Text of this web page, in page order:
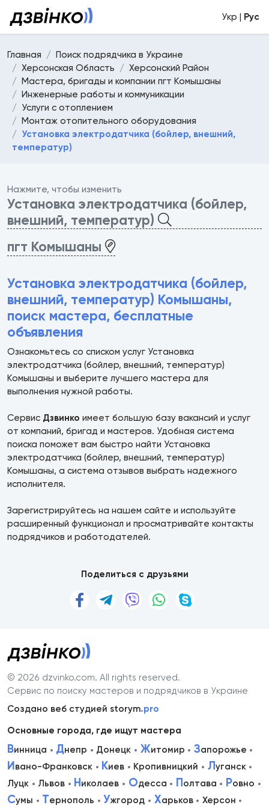
Укр | Рус
Главная
Поиск подрядчика в Украине
Херсонская Область
Херсонский Район
Мастера, бригады и компании пгт Комышаны
Инженерные работы и коммуникации
Услуги с отоплением
Монтаж отопительного оборудования
Установка электродатчика (бойлер, внешний,
температур)
Нажмите, чтобы изменить
Установка электродатчика (бойлер,
внешний, температур)
пгт Комышаны
Установка электродатчика (бойлер,
внешний, температур) Комышаны,
поиск мастера, бесплатные
объявления
Ознакомьтесь со списком услуг Установка
электродатчика (бойлер, внешний, температур)
Комышаны и выберите лучшего мастера для
выполнения нужной работы.
Сервис Дзвинко имеет большую базу вакансий и услуг
от компаний, бригад и мастеров. Удобная система
поиска поможет вам быстро найти Установка
электродатчика (бойлер, внешний, температур)
Комышаны, а система отзывов выбрать надежного
исполнителя.
Зарегистрируйтесь на нашем сайте и используйте
расширенный функционал и просматривайте контакты
подрядчиков и работодателей.
Поделиться с друзьями
© 2026 dzvinko.com. All rights reserved.
Сервис по поиску мастеров и подрядчиков в Украине
Создано веб студией storym.pro
Основные города, где ищут мастера
Винница Днепр Донецк Житомир Запорожье
Ивано-Франковск Киев Кропивницкий Луганск
Луцк
Львов Николаев Одесса Полтава Ровно
Сумы Тернополь Ужгород Харьков Херсон